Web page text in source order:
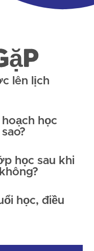
lên lịch
học
học sau khi
học, điều